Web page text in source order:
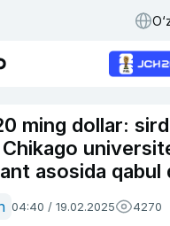
ming dollar:
Chikago
asosida qabul
04:40 / 19.02.2025 4270